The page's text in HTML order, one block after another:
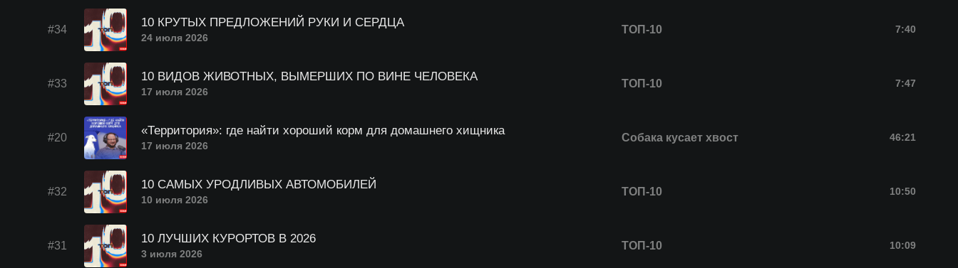
#34
10 КРУТЫХ ПРЕДЛОЖЕНИЙ РУКИ И СЕРДЦА
24 июля 2026
ТОП-10 7:40
#33
10 ВИДОВ ЖИВОТНЫХ, ВЫМЕРШИХ ПО ВИНЕ ЧЕЛОВЕКА
17 июля 2026
ТОП-10 7:47
#20
«Территория»: где найти хороший корм для домашнего хищника
17 июля 2026
Собака кусает хвост 46:21
#32
10 САМЫХ УРОДЛИВЫХ АВТОМОБИЛЕЙ
10 июля 2026
ТОП-10 10:50
#31
10 ЛУЧШИХ КУРОРТОВ В 2026
3 июля 2026
ТОП-10 10:09